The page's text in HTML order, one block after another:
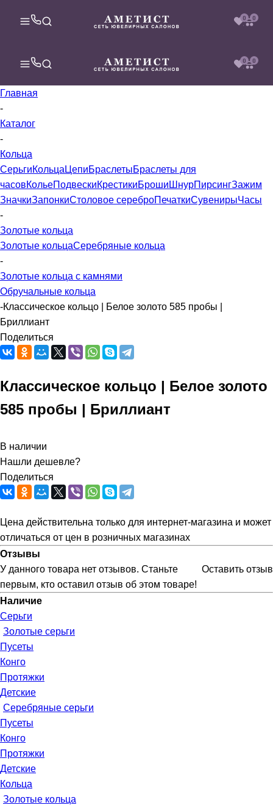
0 0
0 0
Главная
-
Каталог
-
Кольца
СерьгиКольца ЦепиБраслетыБраслеты для
часовКольеПодвескиКрестикиБроши ШнурПирсингЗажим
ЗначкиЗапонкиСтоловое сереброПечаткиСувенирыЧасы
-
Золотые кольца
Золотые кольцаСеребряные кольца
-
Золотые кольца с камнями
Обручальные кольца
-Классическое кольцо | Белое золото 585 пробы |
Бриллиант
Поделиться
Классическое кольцо | Белое золото
585 пробы | Бриллиант
В наличии
Нашли дешевле?
Поделиться
Цена действительна только для интернет-магазина и может
отличаться от цен в розничных магазинах
Отзывы
Оставить отзыв
У данного товара нет отзывов. Станьте
первым, кто оставил отзыв об этом товаре!
Наличие
Серьги
Золотые серьги
Пусеты
Конго
Протяжки
Детские
Серебряные серьги
Пусеты
Конго
Протяжки
Детские
Кольца
Золотые кольца